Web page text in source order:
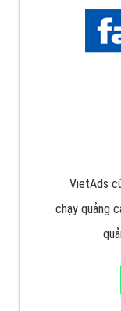
VietAds
chạy quảng